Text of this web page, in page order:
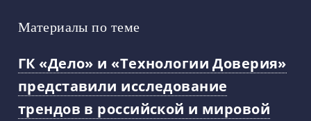
Материалы по теме
ГК «Дело» и «Технологии Доверия»
представили исследование
трендов в российской и мировой